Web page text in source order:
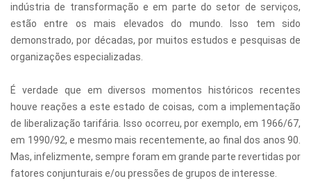
indústria de transformação e em parte do setor de serviços,
estão entre os mais elevados do mundo. Isso tem sido
demonstrado, por décadas, por muitos estudos e pesquisas de
organizações especializadas.
É verdade que em diversos momentos históricos recentes
houve reações a este estado de coisas, com a implementação
de liberalização tarifária. Isso ocorreu, por exemplo, em 1966/67,
em 1990/92, e mesmo mais recentemente, ao final dos anos 90.
Mas, infelizmente, sempre foram em grande parte revertidas por
fatores conjunturais e/ou pressões de grupos de interesse.